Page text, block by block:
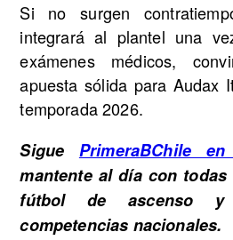
Si no surgen
integrará al plantel una
exámenes médicos,
apuesta sólida para Audax
temporada 2026.
Sigue PrimeraBChile
mantente al día con
fútbol de ascenso y
competencias nacionales.